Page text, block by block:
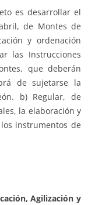
es desarrollar el
de Montes de
y ordenación
las Instrucciones
que deberán
de sujetarse la
b) Regular, de
la elaboración y
instrumentos de
Agilización y